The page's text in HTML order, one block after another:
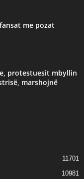
me pozat
protestuesit mbyllin
marshojnë
11701
10981